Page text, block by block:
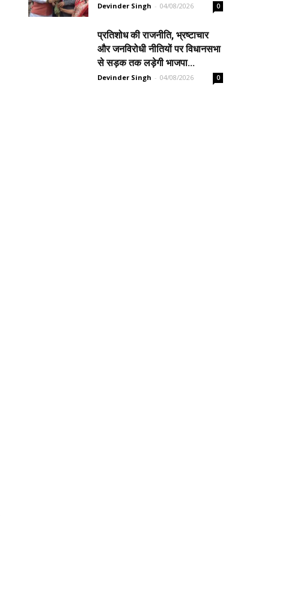
Devinder Singh - 04/08/2026 0
प्रतिशोध की राजनीति, भ्रष्टाचार
और जनविरोधी नीतियों पर विधानसभा
से सड़क तक लड़ेगी भाजपा...
Devinder Singh - 04/08/2026 0